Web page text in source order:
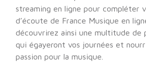
streaming en ligne pour compléter
d’écoute de France Musique en
découvrirez ainsi une multitude de
qui égayeront vos journées et
passion pour la musique.